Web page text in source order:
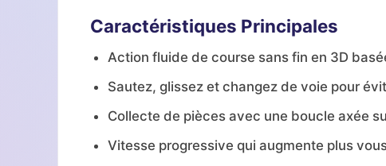
Caractéristiques Principales
Action fluide de course sans fin en 3D
Sautez, glissez et changez de voie pour
Collecte de pièces avec une boucle axée
Vitesse progressive qui augmente plus